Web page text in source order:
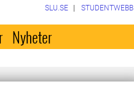
SLU.SE STUDENTWEBB
Nyheter